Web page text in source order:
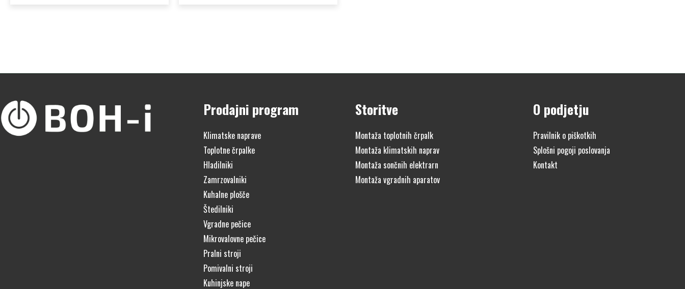
Prodajni program
Klimatske naprave
Toplotne črpalke
Hladilniki
Zamrzovalniki
Kuhalne plošče
Štedilniki
Vgradne pečice
Mikrovalovne pečice
Pralni stroji
Pomivalni stroji
Kuhinjske nape
Storitve
Montaža toplotnih črpalk
Montaža klimatskih naprav
Montaža sončnih elektrarn
Montaža vgradnih aparatov
O podjetju
Pravilnik o piškotkih
Splošni pogoji poslovanja
Kontakt